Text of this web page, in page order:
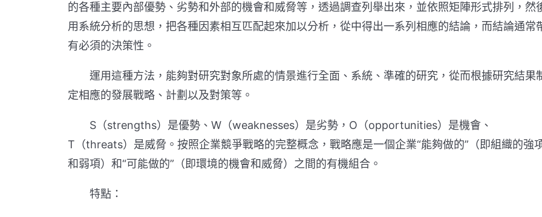
的各種主要內部優勢、劣勢和外部的機會和威脅等，透過調查列舉出來，並依照矩陣形式排列，然
用系統分析的思想，把各種因素相互匹配起來加以分析，從中得出一系列相應的結論，而結論通常
有必須的決策性。
運用這種方法，能夠對研究對象所處的情景進行全面、系統、準確的研究，從而根據研究結果
定相應的發展戰略、計劃以及對策等。
S（strengths）是優勢、W（weaknesses）是劣勢，O（opportunities）是機會、
T（threats）是威脅。按照企業競爭戰略的完整概念，戰略應是一個企業“能夠做的”（即組織的強
和弱項）和“可能做的”（即環境的機會和威脅）之間的有機組合。
特點：